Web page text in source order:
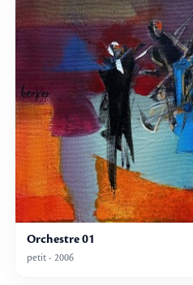
Orchestre 01
petit - 2006